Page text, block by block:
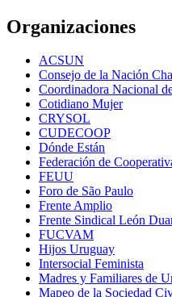
Organizaciones
ACSUN
Consejo de la Nación
Coordinadora Nacional
Cotidiano Mujer
CRYSOL
CUDECOOP
Dónde Están
Federación de
FEUU
Foro de São Paulo
Frente Amplio
Frente Sindical León
FUCVAM
Hijos Uruguay
Intersocial Feminista
Madres y Familiares de
Mapeo de la Sociedad